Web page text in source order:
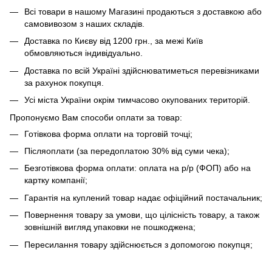
Всі товари в нашому Магазині продаються з доставкою або
самовивозом з наших складів.
Доставка по Києву від 1200 грн., за межі Київ
обмовляються індивідуально.
Доставка по всій Україні здійснюватиметься перевізниками
за рахунок покупця.
Усі міста України окрім тимчасово окупованих територій.
Пропонуємо Вам способи оплати за товар:
Готівкова форма оплати на торговій точці;
Післяоплати (за передоплатою 30% від суми чека);
Безготівкова форма оплати: оплата на р/р (ФОП) або на
картку компанії;
Гарантія на куплений товар надає офіційний постачальник;
Повернення товару за умови, що цілісність товару, а також
зовнішній вигляд упаковки не пошкоджена;
Пересилання товару здійснюється з допомогою покупця;